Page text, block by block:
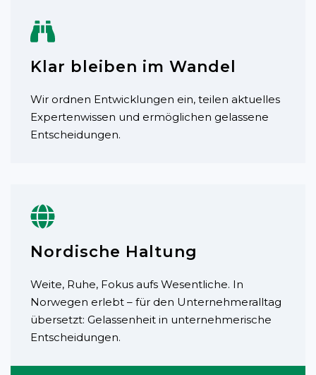
Klar bleiben im Wandel
Wir ordnen Entwicklungen ein, teilen aktuelles
Expertenwissen und ermöglichen gelassene
Entscheidungen.
Nordische Haltung
Weite, Ruhe, Fokus aufs Wesentliche. In
Norwegen erlebt – für den Unternehmeralltag
übersetzt: Gelassenheit in unternehmerische
Entscheidungen.